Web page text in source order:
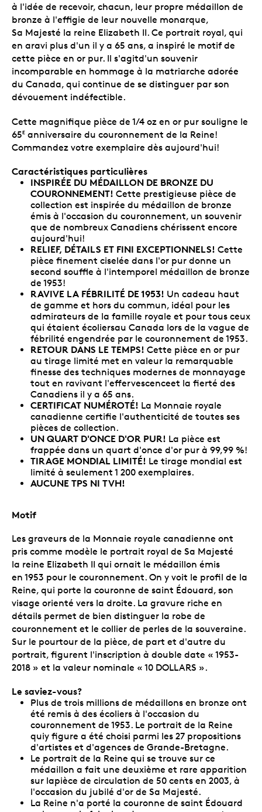
à l'idée de recevoir, chacun, leur propre médaillon de
bronze à l'effigie de leur nouvelle monarque,
Sa Majesté la reine Elizabeth II. Ce portrait royal, qui
en aravi plus d'un il y a 65 ans, a inspiré le motif de
cette pièce en or pur. Il s'agitd'un souvenir
incomparable en hommage à la matriarche adorée
du Canada, qui continue de se distinguer par son
dévouement indéfectible.
Cette magnifique pièce de 1/4 oz en or pur souligne le
65E anniversaire du couronnement de la Reine!
Commandez votre exemplaire dès aujourd'hui!
Caractéristiques particulières
INSPIRÉE DU MÉDAILLON DE BRONZE DU
COURONNEMENT! Cette prestigieuse pièce de
collection est inspirée du médaillon de bronze
émis à l'occasion du couronnement, un souvenir
que de nombreux Canadiens chérissent encore
aujourd'hui!
RELIEF, DÉTAILS ET FINI EXCEPTIONNELS! Cette
pièce finement ciselée dans l'or pur donne un
second souffle à l'intemporel médaillon de bronze
de 1953!
RAVIVE LA FÉBRILITÉ DE 1953! Un cadeau haut
de gamme et hors du commun, idéal pour les
admirateurs de la famille royale et pour tous ceux
qui étaient écoliersau Canada lors de la vague de
fébrilité engendrée par le couronnement de 1953.
RETOUR DANS LE TEMPS! Cette pièce en or pur
au tirage limité met en valeur la remarquable
finesse des techniques modernes de monnayage
tout en ravivant l'effervescenceet la fierté des
Canadiens il y a 65 ans.
CERTIFICAT NUMÉROTÉ! La Monnaie royale
canadienne certifie l'authenticité de toutes ses
pièces de collection.
UN QUART D'ONCE D'OR PUR! La pièce est
frappée dans un quart d'once d'or pur à 99,99 %!
TIRAGE MONDIAL LIMITÉ! Le tirage mondial est
limité à seulement 1 200 exemplaires.
AUCUNE TPS NI TVH!
Motif
Les graveurs de la Monnaie royale canadienne ont
pris comme modèle le portrait royal de Sa Majesté
la reine Elizabeth II qui ornait le médaillon émis
en 1953 pour le couronnement. On y voit le profil de la
Reine, qui porte la couronne de saint Édouard, son
visage orienté vers la droite. La gravure riche en
détails permet de bien distinguer la robe de
couronnement et le collier de perles de la souveraine.
Sur le pourtour de la pièce, de part et d'autre du
portrait, figurent l'inscription à double date « 1953-
2018 » et la valeur nominale « 10 DOLLARS ».
Le saviez-vous?
Plus de trois millions de médaillons en bronze ont
été remis à des écoliers à l'occasion du
couronnement de 1953. Le portrait de la Reine
quiy figure a été choisi parmi les 27 propositions
d'artistes et d'agences de Grande-Bretagne.
Le portrait de la Reine qui se trouve sur ce
médaillon a fait une deuxième et rare apparition
sur lapièce de circulation de 50 cents en 2003, à
l'occasion du jubilé d'or de Sa Majesté.
La Reine n'a porté la couronne de saint Édouard